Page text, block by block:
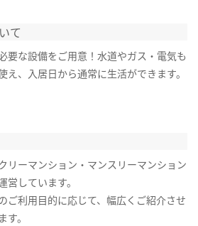
て
要な設備をご用意！水道やガス・電気も
え、入居日から通常に生活ができます。
リーマンション・マンスリーマンション
営しています。
ご利用目的に応じて、幅広くご紹介させ
す。